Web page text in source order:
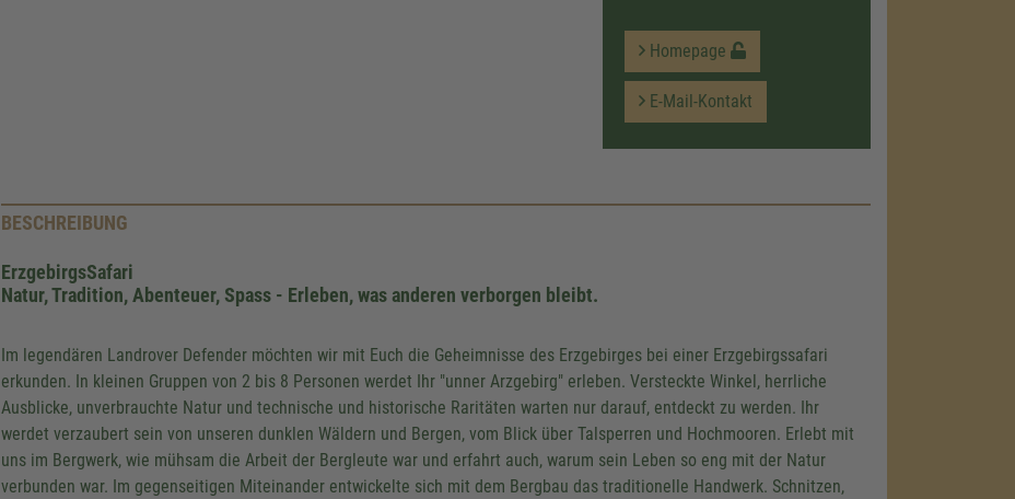
Homepage
E-Mail-Kontakt
BESCHREIBUNG
ErzgebirgsSafari
Natur, Tradition, Abenteuer, Spass - Erleben, was anderen verborgen bleibt.
Im legendären Landrover Defender möchten wir mit Euch die Geheimnisse des Erzgebirges bei einer Erzgebirgssafari
erkunden. In kleinen Gruppen von 2 bis 8 Personen werdet Ihr "unner Arzgebirg" erleben. Versteckte Winkel, herrliche
Ausblicke, unverbrauchte Natur und technische und historische Raritäten warten nur darauf, entdeckt zu werden. Ihr
werdet verzaubert sein von unseren dunklen Wäldern und Bergen, vom Blick über Talsperren und Hochmooren. Erlebt mit
uns im Bergwerk, wie mühsam die Arbeit der Bergleute war und erfahrt auch, warum sein Leben so eng mit der Natur
verbunden war. Im gegenseitigen Miteinander entwickelte sich mit dem Bergbau das traditionelle Handwerk. Schnitzen,